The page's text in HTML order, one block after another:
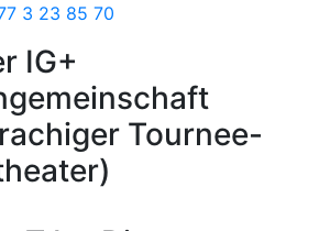
3 23 85 70
IG+
Tournee-